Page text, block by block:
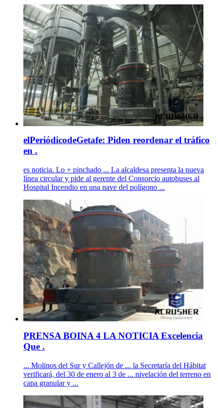
elPeriódicodeGetafe: Piden reordenar el tráfico
en .
es noticia. Lo + pinchado ... La alcaldesa presenta la nueva
línea circular y pide al gerente del Consorcio autobuses al
Hospital Incendio en una nave del polígono ...
PRENSA BOINA 4 LA NOTICIA Excelencia
Que .
... Molinos del Sur y Callejón de ... la Secretaría del Hábitat
verificará, del 30 de enero al 3 de ... nivelación del terreno en
capa granular y ...